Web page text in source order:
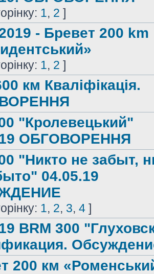
1, 2 ]
- Бревет 200 km
1, 2 ]
км Кваліфікація.
"Кролевецький"
ОБГОВОРЕННЯ
"Никто не забыт,
04.05.19
1, 2, 3, 4 ]
BRM 300
200 км